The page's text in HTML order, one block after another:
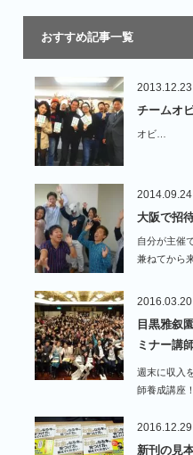
おすすめ記事一覧
2013.12.23
チームオ
オビ…
2014.09.24
大阪で招
自分が主催
兼ねてから
2016.03.20
目黒雅叙
ミナー講
催！…
週末に収入
師養成講座
2016.12.29
新刊の見